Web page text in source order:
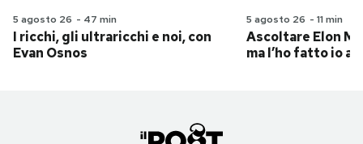
5 agosto 26 - 47 min
I ricchi, gli ultraricchi e noi, con
Evan Osnos
5 agosto 26 - 11 min
Ascoltare Elon
ma l’ho fatto io